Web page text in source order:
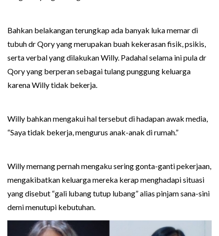
Bahkan belakangan terungkap ada banyak luka memar di
tubuh dr Qory yang merupakan buah kekerasan fisik, psikis,
serta verbal yang dilakukan Willy. Padahal selama ini pula dr
Qory yang berperan sebagai tulang punggung keluarga
karena Willy tidak bekerja.
Willy bahkan mengakui hal tersebut di hadapan awak media,
“Saya tidak bekerja, mengurus anak-anak di rumah.”
Willy memang pernah mengaku sering gonta-ganti pekerjaan,
mengakibatkan keluarga mereka kerap menghadapi situasi
yang disebut “gali lubang tutup lubang” alias pinjam sana-sini
demi menutupi kebutuhan.